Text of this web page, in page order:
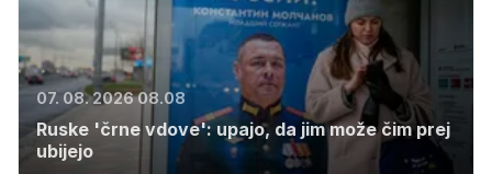
07. 08. 2026 08.08
Ruske 'črne vdove': upajo, da jim može čim prej
ubijejo